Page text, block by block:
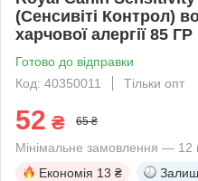
(Сенсивіті Контрол)
харчової алергії 85
Готово до відправки
Код: 40350011
Тільки опт
52 ₴ 65 ₴
Мінімальне замовлення — 12
Економія 13 ₴